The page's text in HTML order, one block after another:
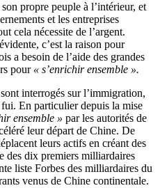
propre peuple à l’intérieur, et
et les entreprises
cela nécessite de l’argent.
c’est la raison pour
a besoin de l’aide des grandes
pour « s’enrichir ensemble ».
interrogés sur l’immigration,
En particulier depuis la mise
ensemble » par les autorités de
leur départ de Chine. De
leurs actifs en créant des
des dix premiers milliardaires
liste Forbes des milliardaires du
venus de Chine continentale.